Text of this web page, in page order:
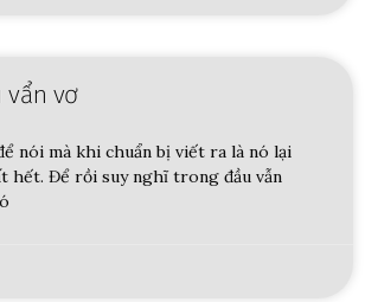
vẩn vơ
nói mà khi chuẩn bị viết ra là nó lại
hết. Để rồi suy nghĩ trong đầu vẫn